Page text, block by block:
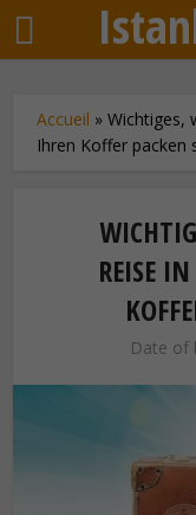
Accueil »Wichtiges,
Ihren Koffer packen
REISE
Date of